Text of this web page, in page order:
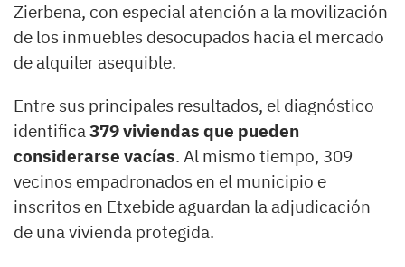
Zierbena, con especial atención a la movilización
de los inmuebles desocupados hacia el mercado
de alquiler asequible.
Entre sus principales resultados, el diagnóstico
identifica379 viviendas que pueden
considerarse vacías. Al mismo tiempo, 309
vecinos empadronados en el municipio e
inscritos en Etxebide aguardan la adjudicación
de una vivienda protegida.